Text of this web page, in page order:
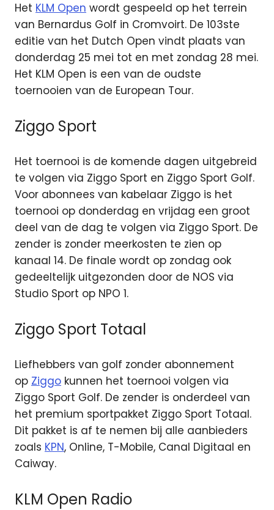
Het KLM Open wordt gespeeld op het terrein
van Bernardus Golf in Cromvoirt. De 103ste
editie van het Dutch Open vindt plaats van
donderdag 25 mei tot en met zondag 28 mei.
Het KLM Open is een van de oudste
toernooien van de European Tour.
Ziggo Sport
Het toernooi is de komende dagen uitgebreid
te volgen via Ziggo Sport en Ziggo Sport Golf.
Voor abonnees van kabelaar Ziggo is het
toernooi op donderdag en vrijdag een groot
deel van de dag te volgen via Ziggo Sport. De
zender is zonder meerkosten te zien op
kanaal 14. De finale wordt op zondag ook
gedeeltelijk uitgezonden door de NOS via
Studio Sport op NPO 1.
Ziggo Sport Totaal
Liefhebbers van golf zonder abonnement
op Ziggo kunnen het toernooi volgen via
Ziggo Sport Golf. De zender is onderdeel van
het premium sportpakket Ziggo Sport Totaal.
Dit pakket is af te nemen bij alle aanbieders
zoals KPN, Online, T-Mobile, Canal Digitaal en
Caiway.
KLM Open Radio